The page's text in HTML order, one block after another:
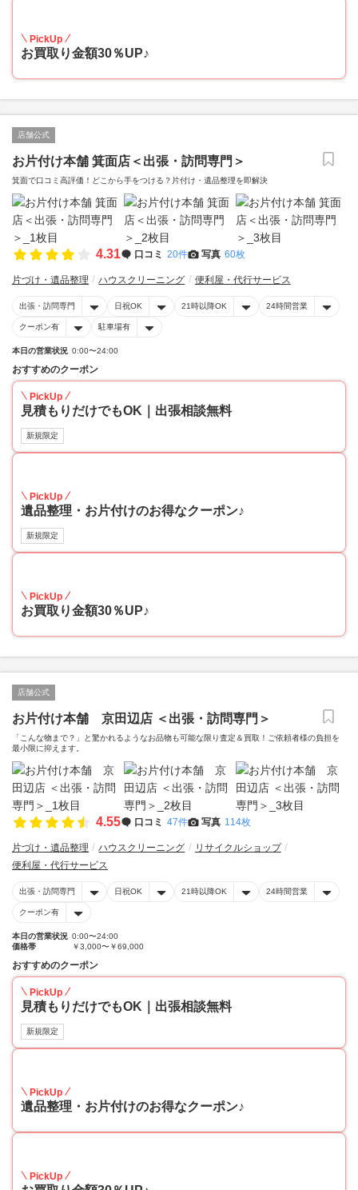
PickUp
お買取り金額30％UP♪
店舗公式
お片付け本舗 箕面店＜出張・訪問専門＞
箕面で口コミ高評価！どこから手をつける？片付け・遺品整理を即解決
4.31 口コミ 20件 写真 60枚
片づけ・遺品整理 ハウスクリーニング 便利屋・代行サービス
出張・訪問専門 日祝OK 21時以降OK 24時間営業
クーポン有 駐車場有
本日の営業状況 0:00〜24:00
おすすめのクーポン
PickUp
見積もりだけでもOK｜出張相談無料
新規限定
PickUp
遺品整理・お片付けのお得なクーポン♪
新規限定
PickUp
お買取り金額30％UP♪
店舗公式
お片付け本舗 京田辺店 ＜出張・訪問専門＞
「こんな物まで？」と驚かれるようなお品物も可能な限り査定＆買取！ご依頼者様の負担を
最小限に抑えます。
4.55 口コミ 47件 写真 114枚
片づけ・遺品整理 ハウスクリーニング
リサイクルショップ
便利屋・代行サービス
出張・訪問専門 日祝OK 21時以降OK 24時間営業
クーポン有
本日の営業状況 0:00〜24:00
価格帯
￥3,000〜￥69,000
おすすめのクーポン
PickUp
見積もりだけでもOK｜出張相談無料
新規限定
PickUp
遺品整理・お片付けのお得なクーポン♪
PickUp